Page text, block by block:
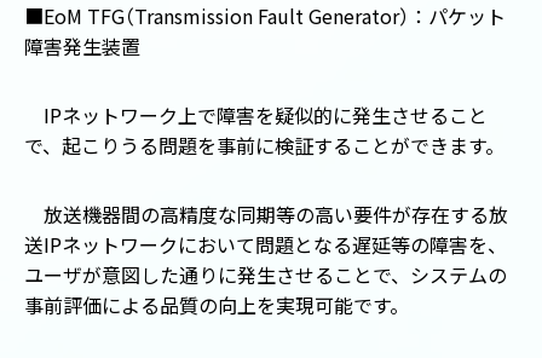
■EoM TFG（Transmission Fault Generator）：パケット
障害発生装置
IPネットワーク上で障害を疑似的に発生させること
で、起こりうる問題を事前に検証することができます。
放送機器間の高精度な同期等の高い要件が存在する放
送IPネットワークにおいて問題となる遅延等の障害を、
ユーザが意図した通りに発生させることで、システムの
事前評価による品質の向上を実現可能です。